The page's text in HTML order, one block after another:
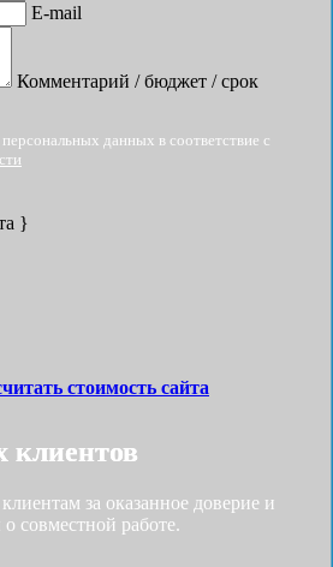
E-mail
Комментарий / бюджет / срок
данных в соответствие с
}
стоимость сайта
за оказанное доверие и
совместной работе.